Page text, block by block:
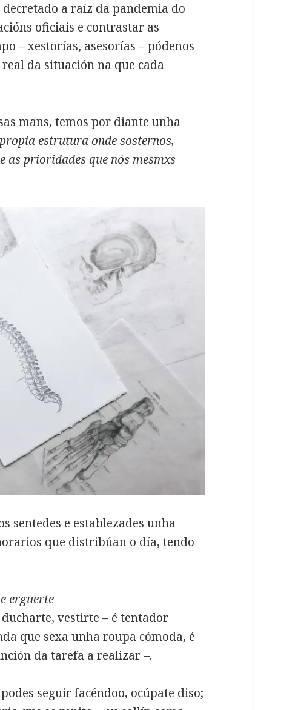
a raíz da pandemia do
oficiais e contrastar as
– xestorías, asesorías – pódenos
da situación na que cada
mans, temos por diante unha
estrutura onde sosternos,
as prioridades que nós mesmxs
sentedes e establezades unha
que distribúan o día, tendo
erguerte
ducharte, vestirte – é tentador
que sexa unha roupa cómoda, é
da tarefa a realizar –.
seguir facéndoo, ocúpate diso;